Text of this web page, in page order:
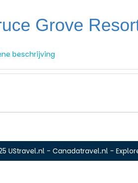
Grove
beschrijving
UStravel.nl - Canadatravel.nl -